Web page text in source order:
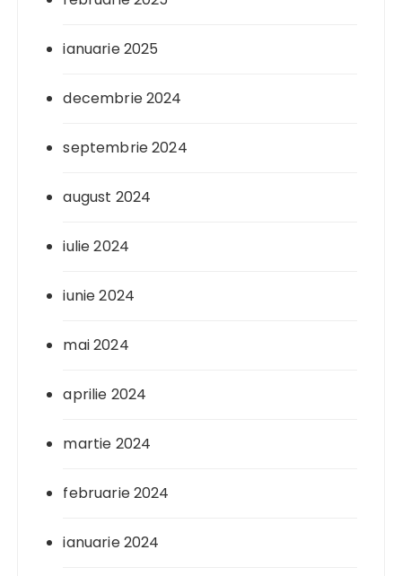
ianuarie 2025
decembrie 2024
septembrie 2024
august 2024
iulie 2024
iunie 2024
mai 2024
aprilie 2024
martie 2024
februarie 2024
ianuarie 2024